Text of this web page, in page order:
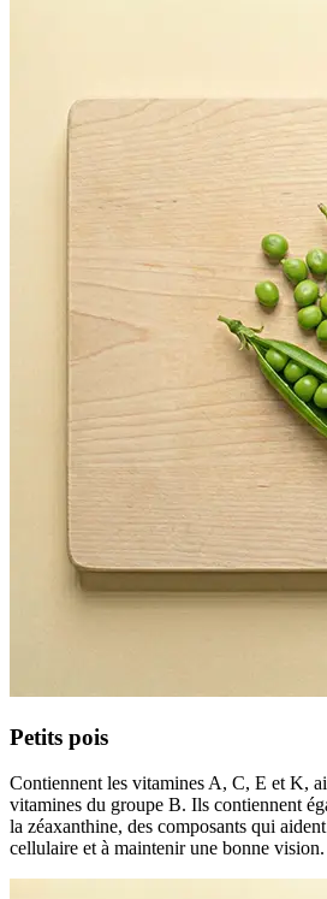
Petits pois
Contiennent les vitamines A, C, E et K,
vitamines du groupe B. Ils contiennent
la zéaxanthine, des composants qui
cellulaire et à maintenir une bonne vision.